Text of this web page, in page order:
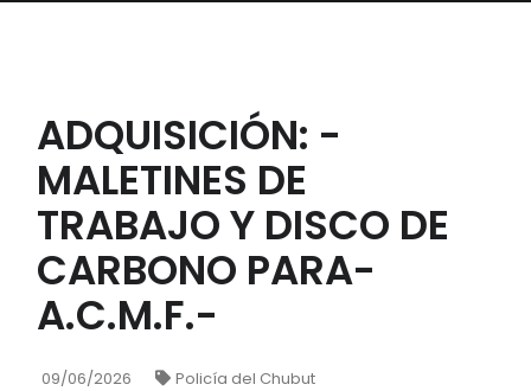
ADQUISICIÓN: -
MALETINES DE
TRABAJO Y DISCO DE
CARBONO PARA-
A.C.M.F.-
09/06/2026 Policía del Chubut